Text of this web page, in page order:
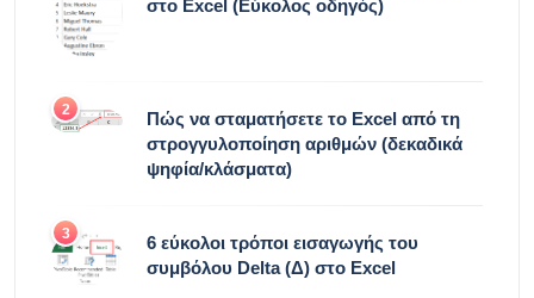
στο Excel (Εύκολος οδηγός)
2
Πώς να σταματήσετε το Excel από τη
στρογγυλοποίηση αριθμών (δεκαδικά
ψηφία/κλάσματα)
3
6 εύκολοι τρόποι εισαγωγής του
συμβόλου Delta (Δ) στο Excel